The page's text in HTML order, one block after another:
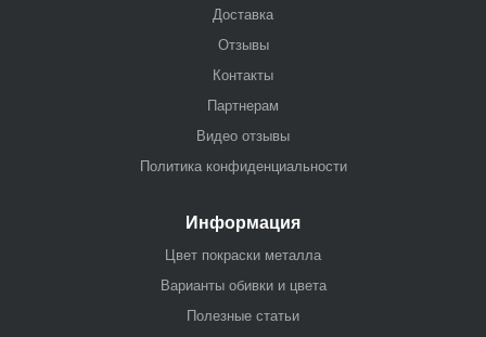
Доставка
Отзывы
Контакты
Партнерам
Видео отзывы
Политика конфиденциальности
Информация
Цвет покраски металла
Варианты обивки и цвета
Полезные статьи